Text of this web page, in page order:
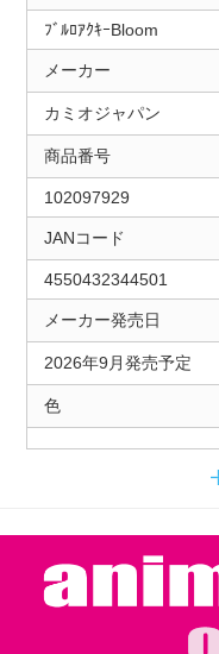
ﾌﾞﾙﾛｱｸｷｰBloom
メーカー
カミオジャパン
商品番号
102097929
JANコード
4550432344501
メーカー発売日
2026年9月発売予定
色